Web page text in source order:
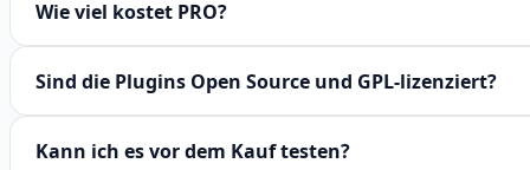
Wie viel kostet PRO?
Sind die Plugins Open Source und GPL-lizenziert?
Kann ich es vor dem Kauf testen?